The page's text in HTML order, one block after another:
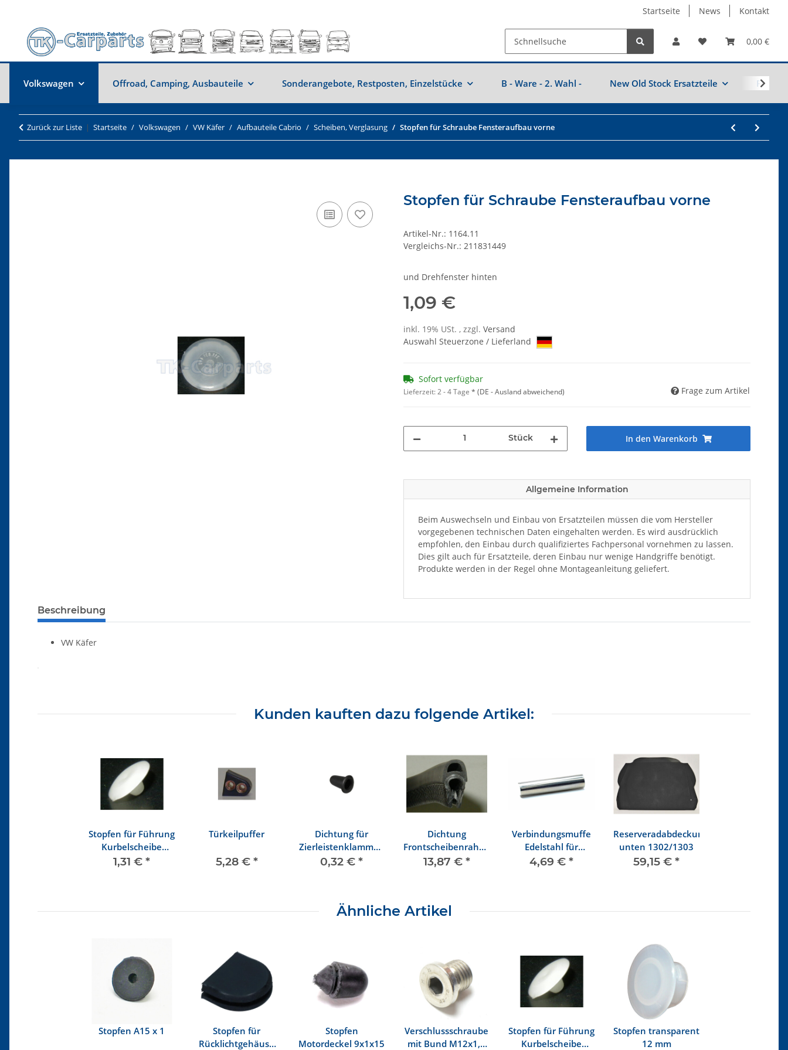
Startseite News Kontakt
0,00 €
Volkswagen Offroad, Camping, Ausbauteile Sonderangebote, Restposten, Einzelstücke B - Ware - 2. Wahl - New Old Stock Ersatzteile
Zurück zur Liste Startseite Volkswagen VW Käfer Aufbauteile Cabrio Scheiben, Verglasung Stopfen für Schraube Fensteraufbau vorne
Stopfen für Schraube Fensteraufbau vorne
Artikel-Nr.: 1164.11
Vergleichs-Nr.: 211831449
und Drehfenster hinten
1,09 €
inkl. 19% USt. , zzgl. Versand
Auswahl Steuerzone / Lieferland
Sofort verfügbar
Lieferzeit:2 - 4 Tage * (DE - Ausland abweichend) Frage zum Artikel
Stück In den Warenkorb
Allgemeine Information
Beim Auswechseln und Einbau von Ersatzteilen müssen die vom Hersteller
vorgegebenen technischen Daten eingehalten werden. Es wird ausdrücklich
empfohlen, den Einbau durch qualifiziertes Fachpersonal vornehmen zu lassen.
Dies gilt auch für Ersatzteile, deren Einbau nur wenige Handgriffe benötigt.
Produkte werden in der Regel ohne Montageanleitung geliefert.
Beschreibung
VW Käfer
Kunden kauften dazu folgende Artikel:
Stopfen für Führung
Kurbelscheibe
hinten im
1,31 € *
Türkeilpuffer
5,28 € *
Dichtung für
Zierleistenklammer,
Türverkleidungen
0,32 € *
Dichtung
Frontscheibenrahmen
oben 1303
13,87 € *
Verbindungsmuffe
Edelstahl für
Zierkeder
4,69 € *
Reserveradabdeckung
unten 1302/1303
59,15 € *
Ähnliche Artikel
Stopfen A15 x 1
Stopfen für
Rücklichtgehäuse
Stopfen
Motordeckel 9x1x15
Verschlussschraube
mit Bund M12x1,5
Stopfen für Führung
Kurbelscheibe
Stopfen transparent
12 mm